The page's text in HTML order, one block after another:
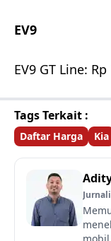
EV9
EV9 GT Line:
Tags Terkait :
Daftar Harga Kia